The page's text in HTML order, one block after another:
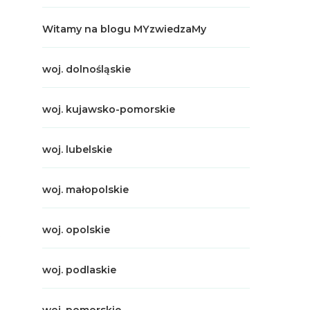
Witamy na blogu MYzwiedzaMy
woj. dolnośląskie
woj. kujawsko-pomorskie
woj. lubelskie
woj. małopolskie
woj. opolskie
woj. podlaskie